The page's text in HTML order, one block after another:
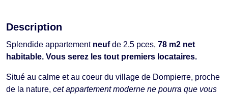
Description
Splendide appartement neufde 2,5 pces, 78 m2 net
habitable. Vous serez les tout premiers locataires.
Situé au calme et au coeur du village de Dompierre, proche
de la nature, cet appartement moderne ne pourra que vous